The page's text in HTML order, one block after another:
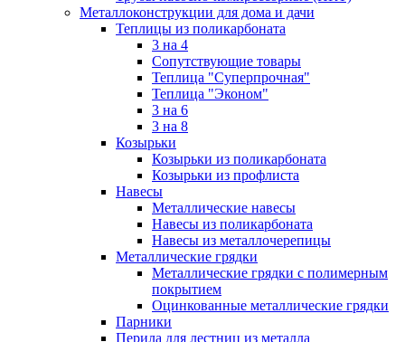
Металлоконструкции для дома и дачи
Теплицы из поликарбоната
3 на 4
Сопутствующие товары
Теплица "Суперпрочная"
Теплица "Эконом"
3 на 6
3 на 8
Козырьки
Козырьки из поликарбоната
Козырьки из профлиста
Навесы
Металлические навесы
Навесы из поликарбоната
Навесы из металлочерепицы
Металлические грядки
Металлические грядки с полимерным
покрытием
Оцинкованные металлические грядки
Парники
Перила для лестниц из металла